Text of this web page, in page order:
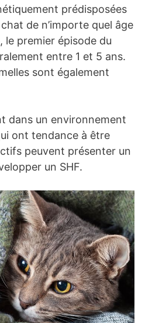
prédisposées
chat de n’importe quel âge
le premier épisode du
entre 1 et 5 ans.
sont également
dans un environnement
ont tendance à être
peuvent présenter un
un SHF.